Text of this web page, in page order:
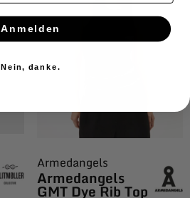
Armedangels
Armedangels
GMT Dye Rib Top
Anmelden
Nein, danke.